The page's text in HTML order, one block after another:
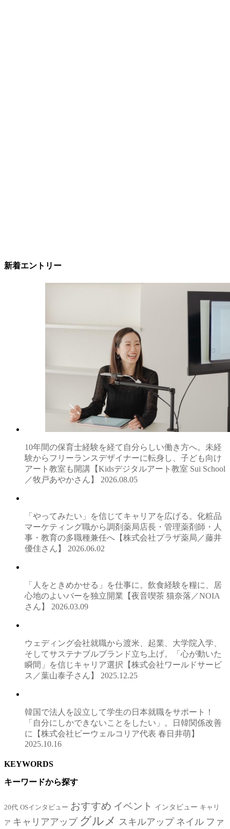
新着エントリー
10年間の保育士経験を経て自分らしい働き方へ。未経
験からフリーランスデザイナーに転身し、子ども向け
アート教室も開講【Kidsデジタルアート教室 Sui School
／牧戸あやかさん】 2026.08.05
「やってみたい」を信じてキャリアを広げる。化粧品
マーケティング職から調剤薬局店長・管理薬剤師・人
事・教育の多職種兼任へ【株式会社プラザ薬局／藤井
優佳さん】 2026.06.02
「人をときめかせる」を仕事に。飲食経験を糧に、居
心地のよいバーを独立開業【夜音喫茶 猫奈落／NOIA
さん】 2026.03.09
ウェディング会社就職から渡米、起業、大学院入学、
そしてサステナブルブランド立ち上げ。「心が動いた
瞬間」を信じキャリア選択【株式会社ワールドサービ
ス／葉山泰子さん】 2025.12.25
韓国で法人を設立して学生の日本就職をサポート！
「自分にしかできないことをしたい」。日韓関係改善
に【株式会社ビーウェルコリア代表 春日井萌】
2025.10.16
KEYWORDS
キーワードから探す
20代 OSインタビュー おすすめ イベント インタビュー キャリ
ア キャリアアップ グルメ スキルアップ ネイル ファ